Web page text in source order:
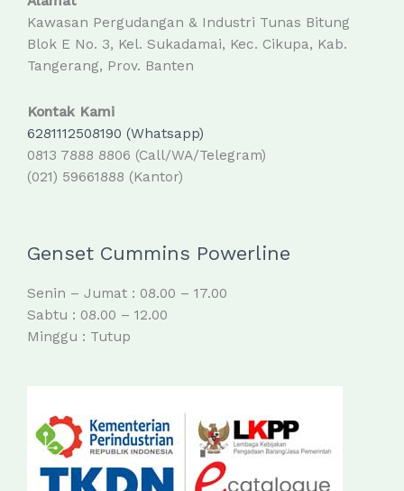
Kawasan Pergudangan & Industri Tunas Bitung
Blok E No. 3, Kel. Sukadamai, Kec. Cikupa, Kab.
Tangerang, Prov. Banten
Kontak Kami
6281112508190 (Whatsapp)
0813 7888 8806 (Call/WA/Telegram)
(021) 59661888 (Kantor)
Genset Cummins Powerline
Senin – Jumat : 08.00 – 17.00
Sabtu : 08.00 – 12.00
Minggu : Tutup